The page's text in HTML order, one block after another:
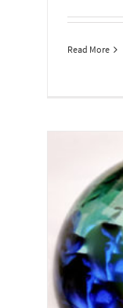
Read More